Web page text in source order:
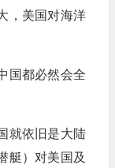
，美国对海洋
国都必然会全
就依旧是大陆
艇）对美国及